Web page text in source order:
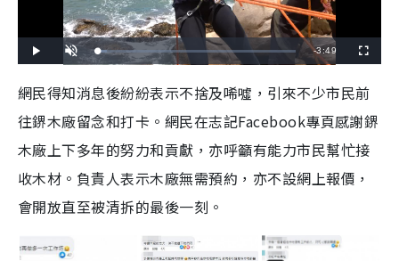
l
n
t
e
L
o
e
d
4
.
%
R
a
i
n
-3:49
u
s
c
e
e
網民得知消息後紛紛表示不捨及唏噓，引來不少市民前
往鎅木廠留念和打卡。網民在志記Facebook專頁感謝鎅
木廠上下多年的努力和貢獻，亦呼籲有能力市民幫忙接
收木材。負責人表示木廠無需預約，亦不設網上報價，
會開放直至被清拆的最後一刻。